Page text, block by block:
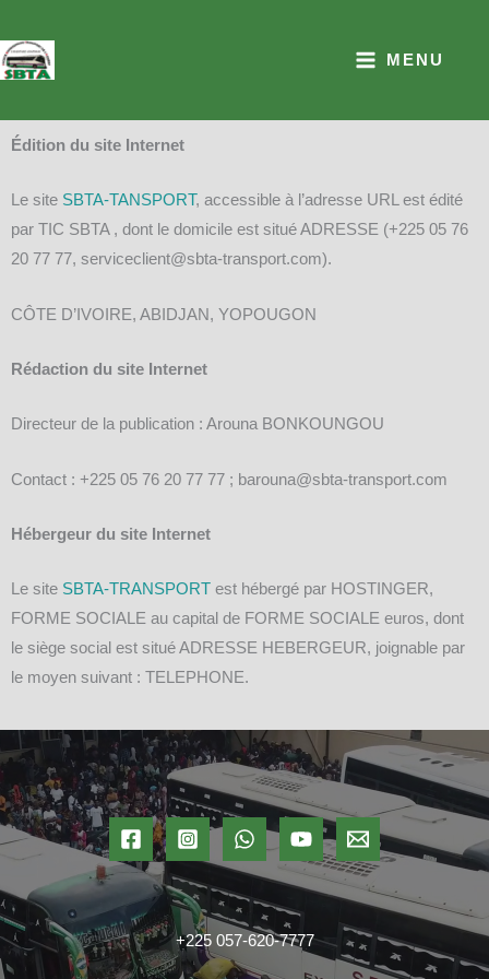
au
contenu
MENU
Édition du site Internet
Le site SBTA-TANSPORT, accessible à l’adresse URL est édité
par TIC SBTA , dont le domicile est situé ADRESSE (+225 05 76
20 77 77, serviceclient@sbta-transport.com).
CÔTE D’IVOIRE, ABIDJAN, YOPOUGON
Rédaction du site Internet
Directeur de la publication : Arouna BONKOUNGOU
Contact : +225 05 76 20 77 77 ; barouna@sbta-transport.com
Hébergeur du site Internet
Le site SBTA-TRANSPORT est hébergé par HOSTINGER,
FORME SOCIALE au capital de FORME SOCIALE euros, dont
le siège social est situé ADRESSE HEBERGEUR, joignable par
le moyen suivant : TELEPHONE.
+225 057-620-7777